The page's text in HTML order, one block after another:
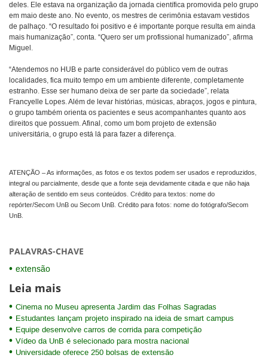
deles. Ele estava na organização da jornada científica promovida pelo grupo
em maio deste ano. No evento, os mestres de cerimônia estavam vestidos
de palhaço. “O resultado foi positivo e é importante porque resulta em ainda
mais humanização”, conta. “Quero ser um profissional humanizado”, afirma
Miguel.
“Atendemos no HUB e parte considerável do público vem de outras
localidades, fica muito tempo em um ambiente diferente, completamente
estranho. Esse ser humano deixa de ser parte da sociedade”, relata
Francyelle Lopes. Além de levar histórias, músicas, abraços, jogos e pintura,
o grupo também orienta os pacientes e seus acompanhantes quanto aos
direitos que possuem. Afinal, como um bom projeto de extensão
universitária, o grupo está lá para fazer a diferença.
ATENÇÃO – As informações, as fotos e os textos podem ser usados e reproduzidos,
integral ou parcialmente, desde que a fonte seja devidamente citada e que não haja
alteração de sentido em seus conteúdos. Crédito para textos: nome do
repórter/Secom UnB ou Secom UnB. Crédito para fotos: nome do fotógrafo/Secom
UnB.
PALAVRAS-CHAVE
extensão
Leia mais
Cinema no Museu apresenta Jardim das Folhas Sagradas
Estudantes lançam projeto inspirado na ideia de smart campus
Equipe desenvolve carros de corrida para competição
Vídeo da UnB é selecionado para mostra nacional
Universidade oferece 250 bolsas de extensão